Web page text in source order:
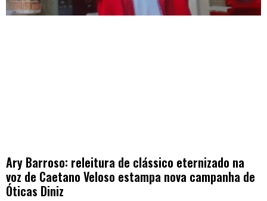
Ary Barroso: releitura de clássico eternizado na
voz de Caetano Veloso estampa nova campanha de
Óticas Diniz